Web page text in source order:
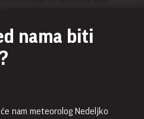
nama biti
nam meteorolog Nedeljko